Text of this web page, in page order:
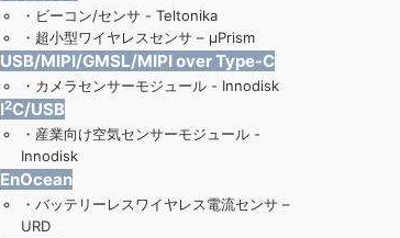
・ ビーコン/センサ - Teltonika
・ 超小型ワイヤレスセンサ – μPrism
USB/MIPI/GMSL/MIPI over Type-C
・ カメラセンサーモジュール - Innodisk
I2C/USB
・ 産業向け空気センサーモジュール-
Innodisk
EnOcean
・ バッテリーレスワイヤレス電流センサ –
URD